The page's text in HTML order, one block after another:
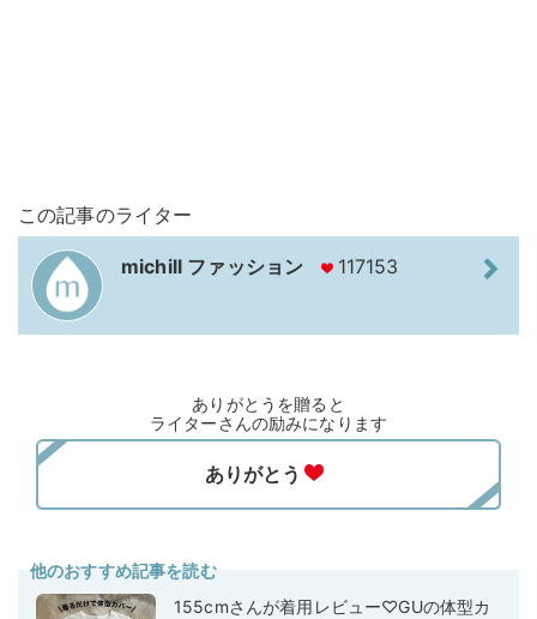
この記事のライター
michill ファッション 117153
ありがとうを贈ると
ライターさんの励みになります
他のおすすめ記事を読む
155cmさんが着用レビュー♡GUの体型カ